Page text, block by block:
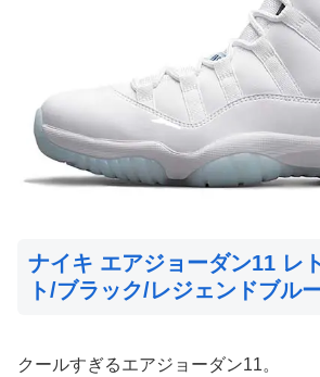
ナイキ エアジョーダン11 レ
ト/ブラック/レジェンドブルー
クールすぎるエアジョーダン11。